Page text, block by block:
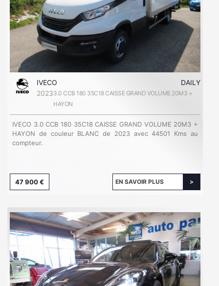
IVECO
DAILY
20233.0 CCB 180 35C18 CAISSE GRAND VOLUME 20M3 +
HAYON
IVECO 3.0 CCB 180 35C18 CAISSE GRAND VOLUME 20M3 +
HAYON de couleur BLANC de 2023 avec 44501 Kms au
compteur.
47 900 € EN SAVOIR PLUS